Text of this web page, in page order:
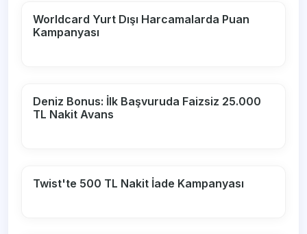
Worldcard Yurt Dışı Harcamalarda Puan
Kampanyası
Deniz Bonus: İlk Başvuruda Faizsiz 25.000
TL Nakit Avans
Twist'te 500 TL Nakit İade Kampanyası